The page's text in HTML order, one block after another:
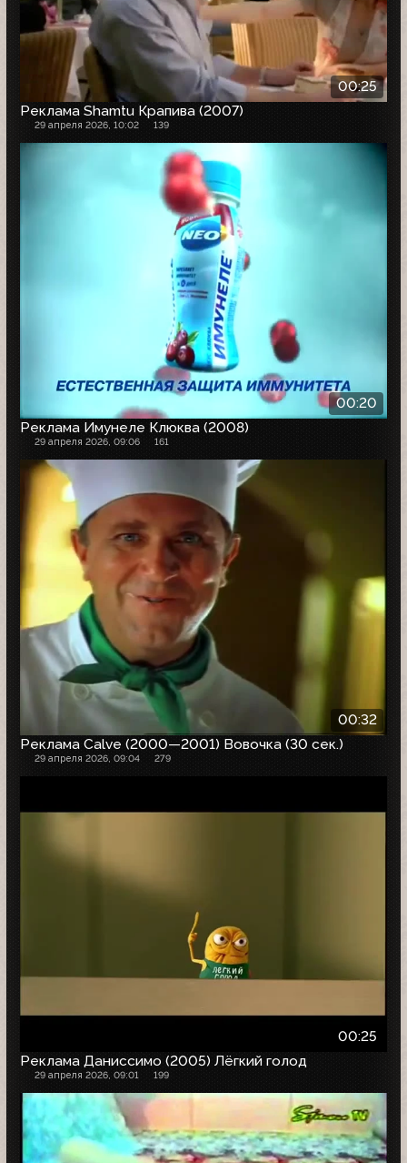
00:25
Реклама Shamtu Крапива (2007)
29 апреля 2026, 10:02 139
00:20
Реклама Имунеле Клюква (2008)
29 апреля 2026, 09:06 161
00:32
Реклама Calve (2000—2001) Вовочка (30 сек.)
29 апреля 2026, 09:04 279
00:25
Реклама Даниссимо (2005) Лёгкий голод
29 апреля 2026, 09:01 199